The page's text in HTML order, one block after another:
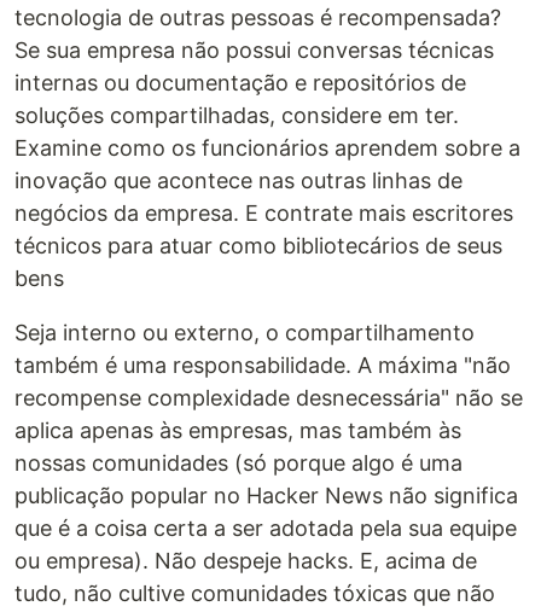
tecnologia de outras pessoas é recompensada?
Se sua empresa não possui conversas técnicas
internas ou documentação e repositórios de
soluções compartilhadas, considere em ter.
Examine como os funcionários aprendem sobre a
inovação que acontece nas outras linhas de
negócios da empresa. E contrate mais escritores
técnicos para atuar como bibliotecários de seus
bens
Seja interno ou externo, o compartilhamento
também é uma responsabilidade. A máxima "não
recompense complexidade desnecessária" não se
aplica apenas às empresas, mas também às
nossas comunidades (só porque algo é uma
publicação popular no Hacker News não significa
que é a coisa certa a ser adotada pela sua equipe
ou empresa). Não despeje hacks. E, acima de
tudo, não cultive comunidades tóxicas que não